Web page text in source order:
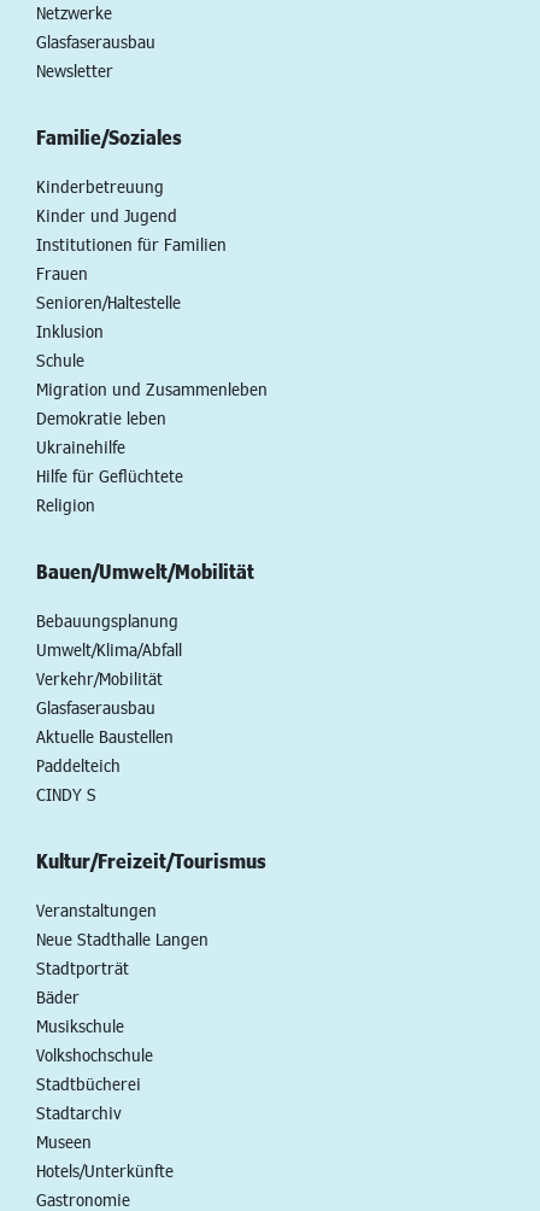
Netzwerke
Glasfaserausbau
Newsletter
Familie/Soziales
Kinderbetreuung
Kinder und Jugend
Institutionen für Familien
Frauen
Senioren/Haltestelle
Inklusion
Schule
Migration und Zusammenleben
Demokratie leben
Ukrainehilfe
Hilfe für Geflüchtete
Religion
Bauen/Umwelt/Mobilität
Bebauungsplanung
Umwelt/Klima/Abfall
Verkehr/Mobilität
Glasfaserausbau
Aktuelle Baustellen
Paddelteich
CINDY S
Kultur/Freizeit/Tourismus
Veranstaltungen
Neue Stadthalle Langen
Stadtporträt
Bäder
Musikschule
Volkshochschule
Stadtbücherei
Stadtarchiv
Museen
Hotels/Unterkünfte
Gastronomie